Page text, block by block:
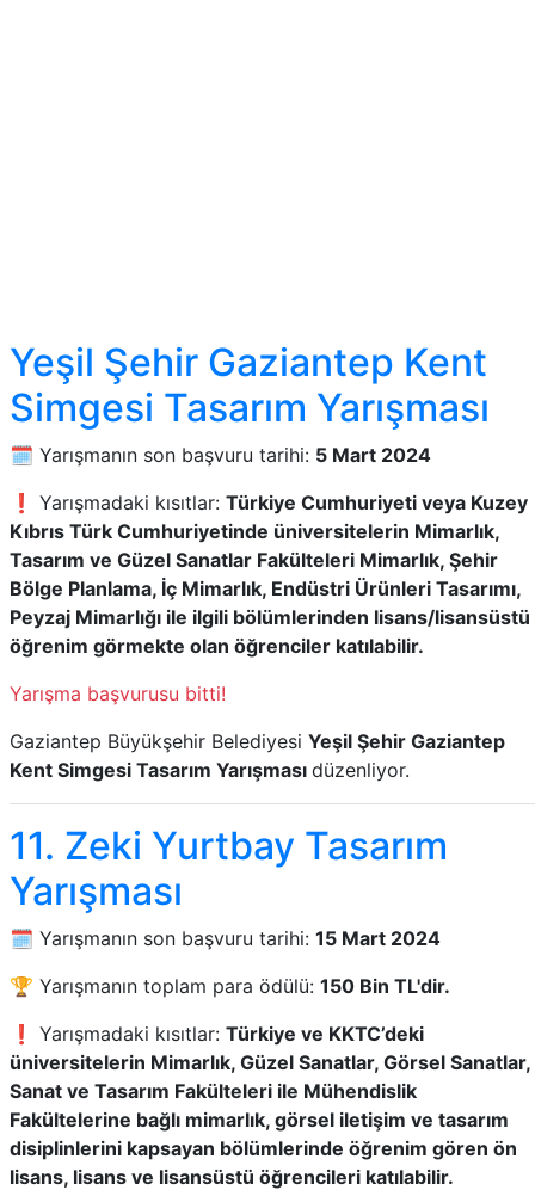
Yeşil Şehir Gaziantep Kent
Simgesi Tasarım Yarışması
🗓️ Yarışmanın son başvuru tarihi: 5 Mart 2024
❗ Yarışmadaki kısıtlar: Türkiye Cumhuriyeti veya Kuzey
Kıbrıs Türk Cumhuriyetinde üniversitelerin Mimarlık,
Tasarım ve Güzel Sanatlar Fakülteleri Mimarlık, Şehir
Bölge Planlama, İç Mimarlık, Endüstri Ürünleri Tasarımı,
Peyzaj Mimarlığı ile ilgili bölümlerinden lisans/lisansüstü
öğrenim görmekte olan öğrenciler katılabilir.
Yarışma başvurusu bitti!
Gaziantep Büyükşehir Belediyesi Yeşil Şehir Gaziantep
Kent Simgesi Tasarım Yarışması düzenliyor.
11. Zeki Yurtbay Tasarım
Yarışması
🗓️ Yarışmanın son başvuru tarihi: 15 Mart 2024
🏆 Yarışmanın toplam para ödülü: 150 Bin TL'dir.
❗ Yarışmadaki kısıtlar: Türkiye ve KKTC’deki
üniversitelerin Mimarlık, Güzel Sanatlar, Görsel Sanatlar,
Sanat ve Tasarım Fakülteleri ile Mühendislik
Fakültelerine bağlı mimarlık, görsel iletişim ve tasarım
disiplinlerini kapsayan bölümlerinde öğrenim gören ön
lisans, lisans ve lisansüstü öğrencileri katılabilir.